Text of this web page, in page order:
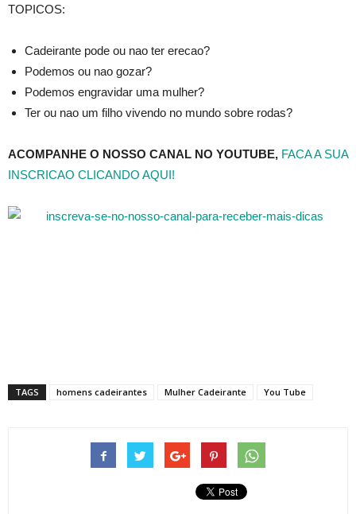
TOPICOS:
Cadeirante pode ou nao ter erecao?
Podemos ou nao gozar?
Podemos engravidar uma mulher?
Ter ou nao um filho vivendo no mundo sobre rodas?
ACOMPANHE O NOSSO CANAL NO YOUTUBE, FACA A SUA
INSCRICAO CLICANDO AQUI!
TAGS homens cadeirantes Mulher Cadeirante You Tube